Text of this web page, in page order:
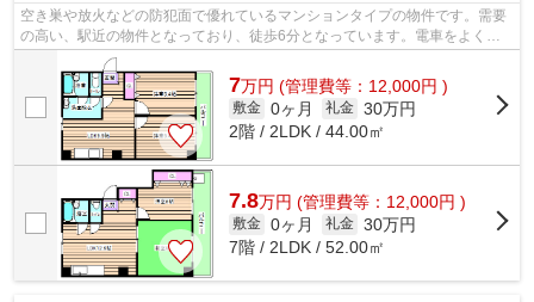
空き巣や放火などの防犯面で優れているマンションタイプの物件です。需要
の高い、駅近の物件となっており、徒歩6分となっています。電車をよく使
う方には、やはり2駅利用可能な物件が...
7万円 (管理費等：12,000円 )
敷金 0ヶ月 礼金 30万円
2階 / 2LDK / 44.00㎡
7.8万円 (管理費等：12,000円 )
敷金 0ヶ月 礼金 30万円
7階 / 2LDK / 52.00㎡